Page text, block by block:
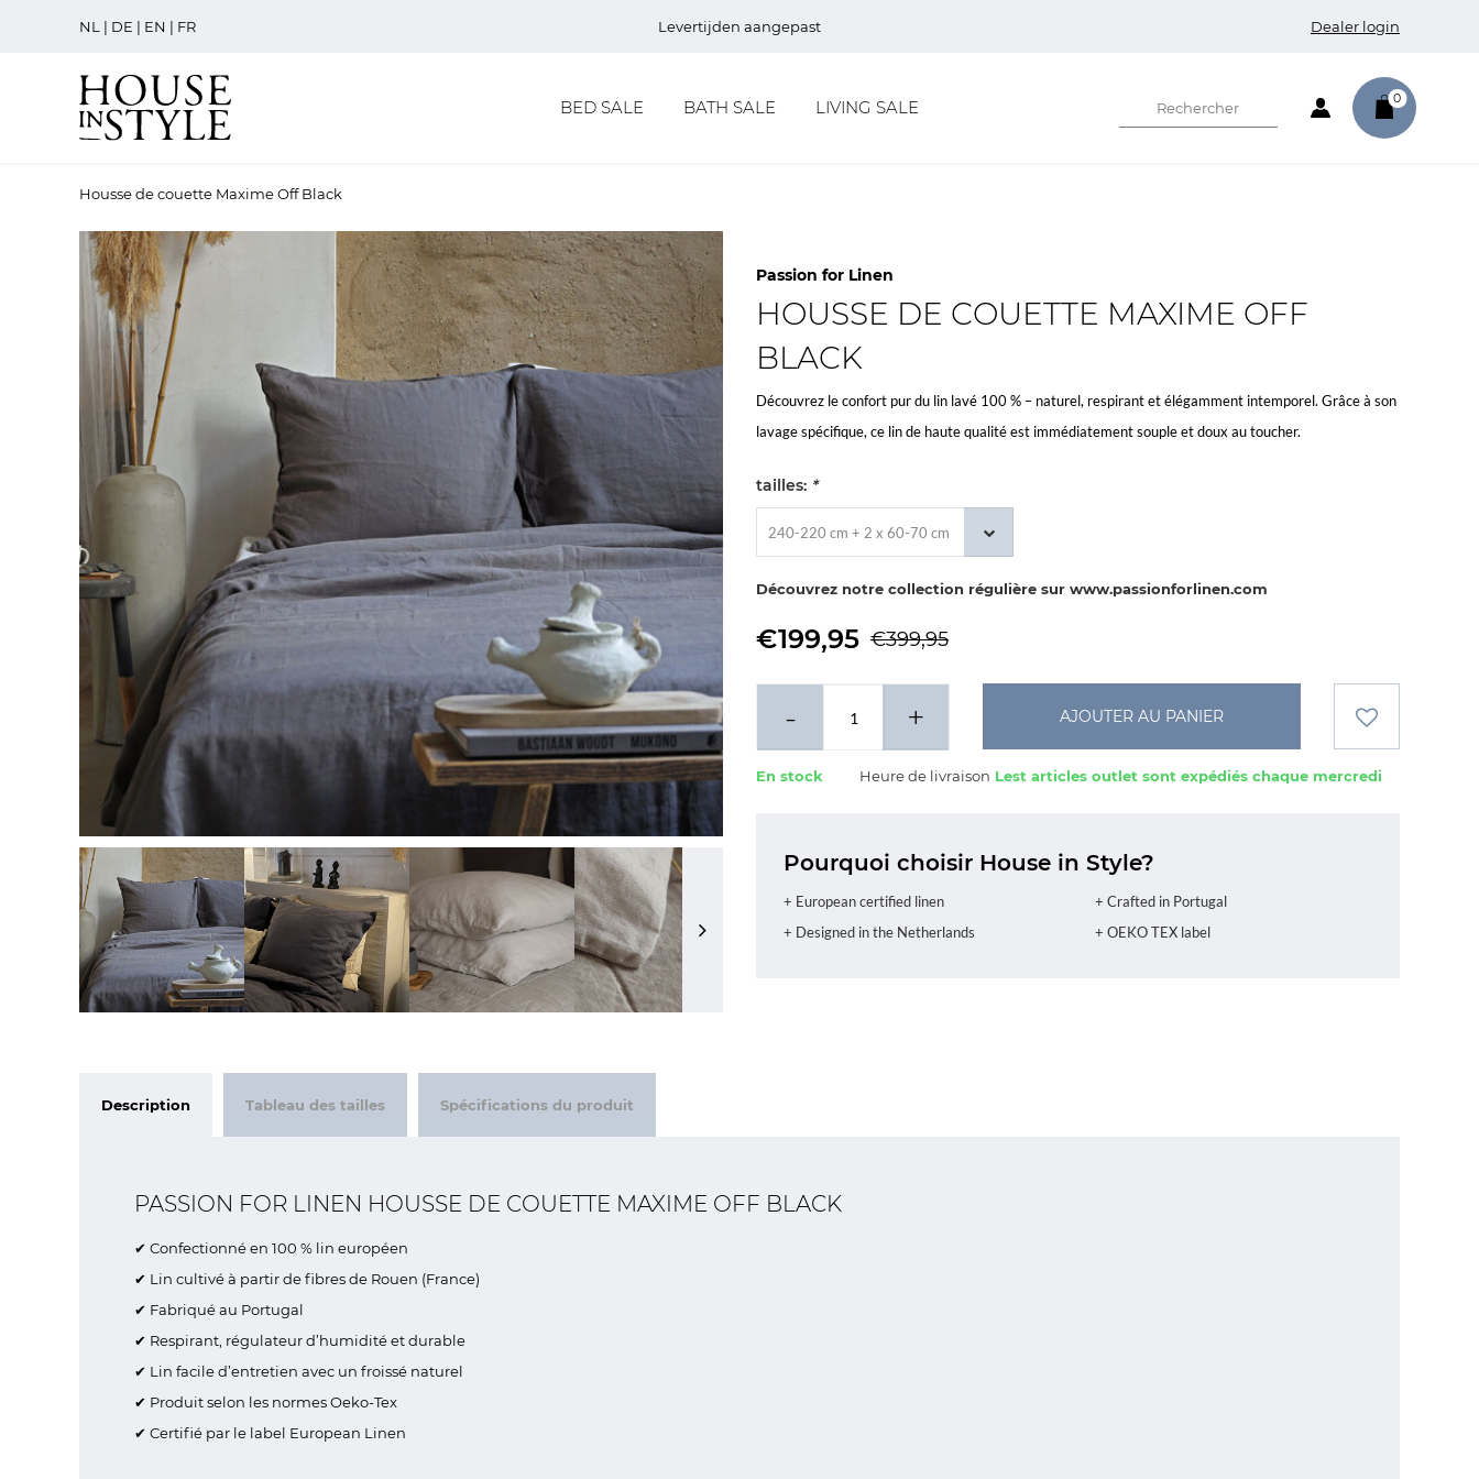
NL | DE | EN | FR Levertijden aangepast Dealer login
BED SALE BATH SALE LIVING SALE 0
Housse de couette Maxime Off Black
Passion for Linen
HOUSSE DE COUETTE MAXIME OFF
BLACK
Découvrez le confort pur du lin lavé 100 % – naturel, respirant et élégamment intemporel. Grâce à son
lavage spécifique, ce lin de haute qualité est immédiatement souple et doux au toucher.
tailles: *
240-220 cm + 2 x 60-70 cm
Découvrez notre collection régulière sur www.passionforlinen.com
€199,95 €399,95
- + AJOUTER AU PANIER
En stock Heure de livraison Lest articles outlet sont expédiés chaque mercredi
Pourquoi choisir House in Style?
+ European certified linen
+ Crafted in Portugal
+ Designed in the Netherlands
+ OEKO TEX label
Description Tableau des tailles Spécifications du produit
PASSION FOR LINEN HOUSSE DE COUETTE MAXIME OFF BLACK
✔ Confectionné en 100 % lin européen
✔ Lin cultivé à partir de fibres de Rouen (France)
✔ Fabriqué au Portugal
✔ Respirant, régulateur d’humidité et durable
✔ Lin facile d’entretien avec un froissé naturel
✔ Produit selon les normes Oeko-Tex
✔ Certifié par le label European Linen